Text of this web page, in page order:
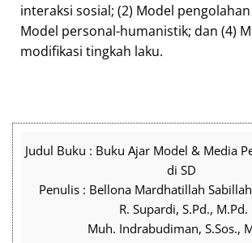
interaksi sosial; (2) Model
Model personal-humanistik; dan (4)
modifikasi tingkah laku.
Judul Buku : Buku Ajar Model & Media
di SD
Penulis : Bellona Mardhatillah
R. Supardi, S.Pd., M.Pd.
Muh. Indrabudiman, S.Sos.,